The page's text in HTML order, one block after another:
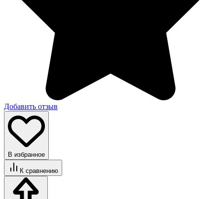
Добавить отзыв
В избранное
К сравнению